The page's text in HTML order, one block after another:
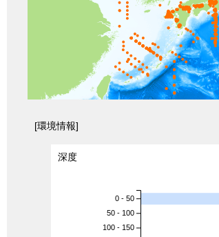
[環境情報]
深度
0 - 50
50 - 100
100 - 150